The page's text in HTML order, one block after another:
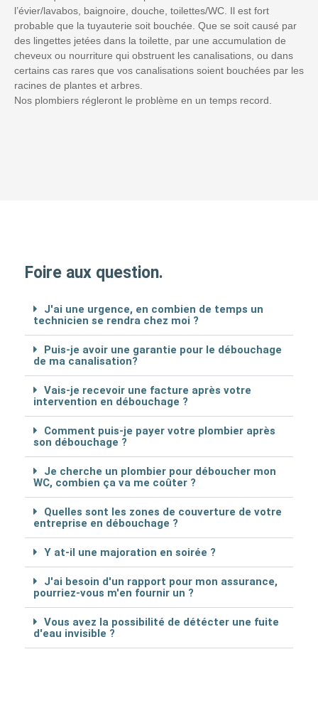
l’évier/lavabos, baignoire, douche, toilettes/WC. Il est fort
probable que la tuyauterie soit bouchée. Que se soit causé par
des lingettes jetées dans la toilette, par une accumulation de
cheveux ou nourriture qui obstruent les canalisations, ou dans
certains cas rares que vos canalisations soient bouchées par les
racines de plantes et arbres.
Nos plombiers régleront le problème en un temps record.
Foire aux question.
J'ai une urgence, en combien de temps un
technicien se rendra chez moi ?
Puis-je avoir une garantie pour le débouchage
de ma canalisation?
Vais-je recevoir une facture après votre
intervention en débouchage ?
Comment puis-je payer votre plombier après
son débouchage ?
Je cherche un plombier pour déboucher mon
WC, combien ça va me coûter ?
Quelles sont les zones de couverture de votre
entreprise en débouchage ?
Y at-il une majoration en soirée ?
J'ai besoin d'un rapport pour mon assurance,
pourriez-vous m'en fournir un ?
Vous avez la possibilité de détécter une fuite
d'eau invisible ?